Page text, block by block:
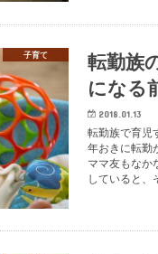
子育て
転勤族
になる
2018.01.13
転勤族で育児
年おきに転勤
ママ友もなか
していると、